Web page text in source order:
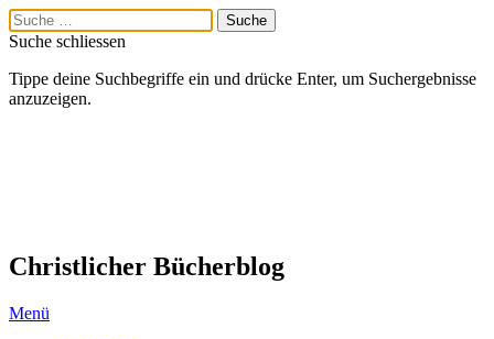
Suche schliessen
Tippe deine Suchbegriffe ein und drücke Enter, um Suchergebnisse
anzuzeigen.
Christlicher Bücherblog
Menü